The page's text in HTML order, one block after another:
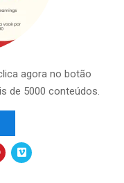
agora no botão
de 5000 conteúdos.